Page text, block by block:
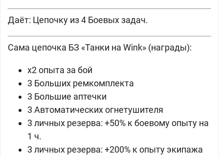
Даёт: Цепочку из 4 Боевых задач.
Сама цепочка БЗ «Танки на Wink» (награды):
x2 опыта за бой
3 Больших ремкомплекта
3 Большие аптечки
3 Автоматических огнетушителя
3 личных резерва: +50% к боевому опыту на
1 ч.
3 личных резерва: +200% к опыту экипажа